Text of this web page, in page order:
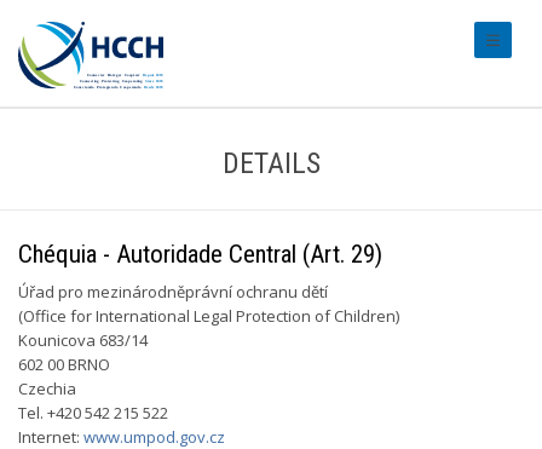
DETAILS
Chéquia - Autoridade Central (Art. 29)
Úřad pro mezinárodněprávní ochranu dětí
(Office for International Legal Protection of Children)
Kounicova 683/14
602 00 BRNO
Czechia
Tel. +420 542 215 522
Internet: www.umpod.gov.cz